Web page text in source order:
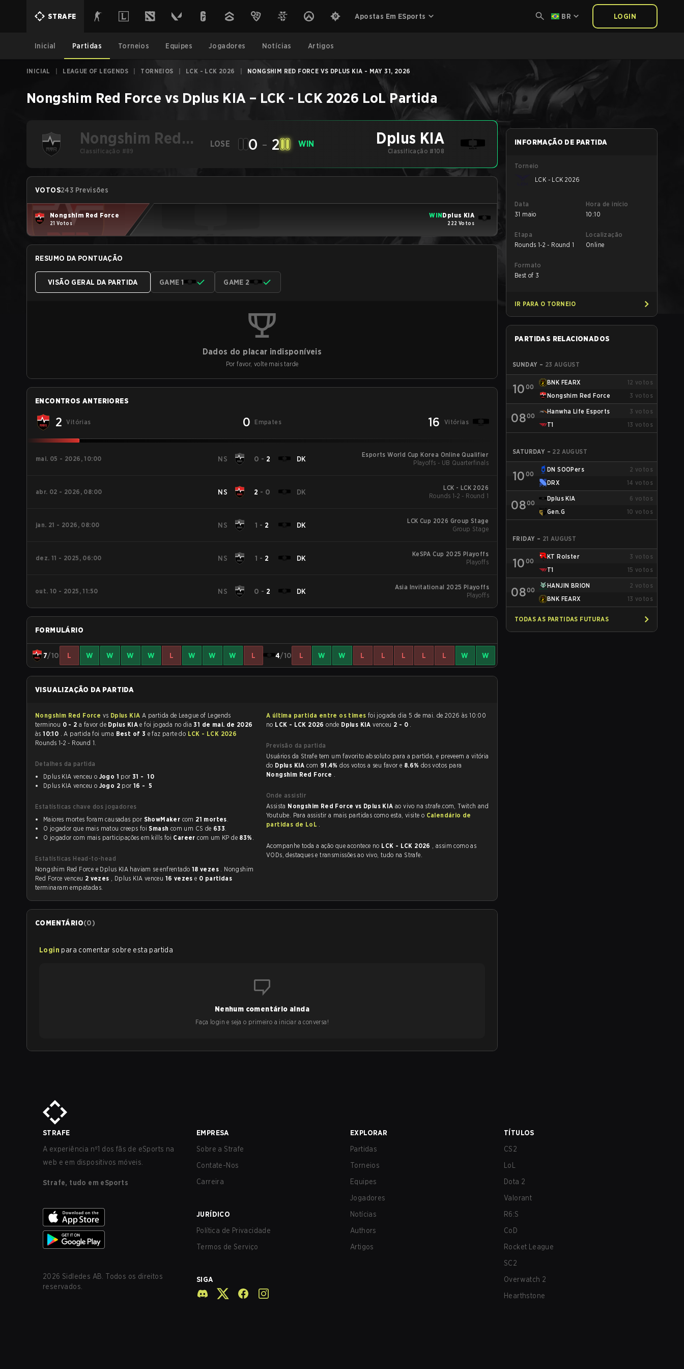
STRAFE Apostas Em ESports BR LOGIN
Inicial Partidas Torneios Equipes Jogadores Notícias Artigos
INICIAL LEAGUE OF LEGENDS TORNEIOS LCK - LCK 2026 NONGSHIM RED FORCE VS DPLUS KIA - MAY 31, 2026
Nongshim Red Force vs Dplus KIA – LCK - LCK 2026 LoL Partida
Nongshim Red
Force
Classificação #89
LOSE 0 - 2 WIN Dplus KIA
Classificação #108
VOTOS243 Previsões
Nongshim Red Force
21 Votos
WINDplus KIA
222 Votos
RESUMO DA PONTUAÇÃO
VISÃO GERAL DA PARTIDA GAME 1 GAME 2
Dados do placar indisponíveis
Por favor, volte mais tarde
ENCONTROS ANTERIORES
2 Vitórias 0 Empates 16 Vitórias
mai. 05 - 2026, 10:00 NS 0 - 2 DK
Esports World Cup Korea Online Qualifier
Playoffs - UB Quarterfinals
abr. 02 - 2026, 08:00 NS 2 - 0 DK
LCK - LCK 2026
Rounds 1-2 - Round 1
jan. 21 - 2026, 08:00 NS 1 - 2 DK
LCK Cup 2026 Group Stage
Group Stage
dez. 11 - 2025, 06:00 NS 1 - 2 DK
KeSPA Cup 2025 Playoffs
Playoffs
out. 10 - 2025, 11:50 NS 0 - 2 DK
Asia Invitational 2025 Playoffs
Playoffs
FORMULÁRIO
7/10 L W W W W L W W W L 4/10 L W W L L L L L W W
VISUALIZAÇÃO DA PARTIDA
Nongshim Red Force vs Dplus KIA A partida de League of Legends
terminou 0 - 2 a favor de Dplus KIA e foi jogada no dia31 de mai. de 2026
às10:10 . A partida foi uma Best of 3 e faz parte do LCK - LCK 2026
Rounds 1-2 - Round 1.
Detalhes da partida
Dplus KIA venceu o Jogo 1 por
31 - 10
Dplus KIA venceu o Jogo 2 por 16 - 5
Estatísticas chave dos jogadores
Maiores mortes foram causadas por ShowMaker com 21 mortes.
O jogador que mais matou creeps foiSmash com um CS de 633.
O jogador com mais participações em kills foi Career com um KP de 83% .
Estatísticas Head-to-head
Nongshim Red Force e Dplus KIA haviam se enfrentado 18 vezes . Nongshim
Red Force venceu 2 vezes , Dplus KIA venceu 16 vezese 0 partidas
terminaram empatadas.
A última partida entre os times
no LCK - LCK 2026onde Dplus KIAvenceu 2 - 0 .
Previsão da partida
Usuários da Strafe tem um favorito absoluto para a partida, e preveem a vitória
do Dplus KIAcom 91.4%dos votos a seu favor e 8.6% dos votos para
Nongshim Red Force .
Onde assistir
Assista Nongshim Red Force vs Dplus KIA ao vivo na strafe.com, Twitch and
Youtube. Para assistir a mais partidas como esta, visite o Calendário de
partidas de LoL .
Acompanhe toda a ação que acontece no LCK - LCK 2026 , assim como as
VODs, destaques e transmissões ao vivo, tudo na Strafe.
COMENTÁRIO(0)
Login para comentar sobre esta partida
Nenhum comentário ainda
Faça login e seja o primeiro a iniciar a conversa!
INFORMAÇÃO DE PARTIDA
Torneio
LCK - LCK 2026
Data
31 maio
Hora de início
10:10
Etapa
Rounds 1-2 - Round 1
Localização
Online
Formato
Best of 3
IR PARA O TORNEIO
PARTIDAS RELACIONADOS
SUNDAY – 23 AUGUST
10 00
BNK FEARX 12 votos
Nongshim Red Force
3 votos
0800
Hanwha Life Esports 3 votos
T1
13 votos
SATURDAY – 22 AUGUST
10 00
DN SOOPers 2 votos
DRX
14 votos
0800
Dplus KIA 6 votos
Gen.G
10 votos
FRIDAY – 21 AUGUST
10 00
KT Rolster 3 votos
T1
15 votos
0800
HANJIN BRION 2 votos
BNK FEARX
13 votos
TODAS AS PARTIDAS FUTURAS
STRAFE
A experiência nº1 dos fãs de eSports na
web e em dispositivos móveis.
Strafe, tudo em eSports
2026 Sidledes AB. Todos os direitos
reservados.
EMPRESA
Sobre a Strafe
Contate-Nos
Carreira
JURÍDICO
Política de Privacidade
Termos de Serviço
SIGA
EXPLORAR
Partidas
Torneios
Equipes
Jogadores
Notícias
Authors
Artigos
TÍTULOS
CS2
LoL
Dota 2
Valorant
R6:S
CoD
Rocket League
SC2
Overwatch 2
Hearthstone